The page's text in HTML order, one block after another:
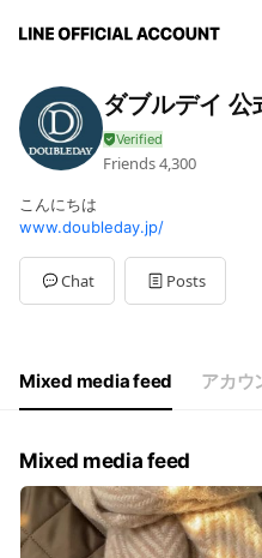
ダブルデイ
Friends4,300
こんにちは
www.doubleday.jp/
Chat Posts
Mixed media feed アカウ
Mixed media feed